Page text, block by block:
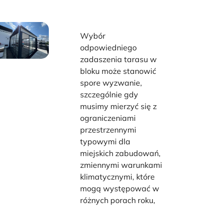
Wybór
odpowiedniego
zadaszenia tarasu w
bloku może stanowić
spore wyzwanie,
szczególnie gdy
musimy mierzyć się z
ograniczeniami
przestrzennymi
typowymi dla
miejskich zabudowań,
zmiennymi warunkami
klimatycznymi, które
mogą występować w
różnych porach roku,